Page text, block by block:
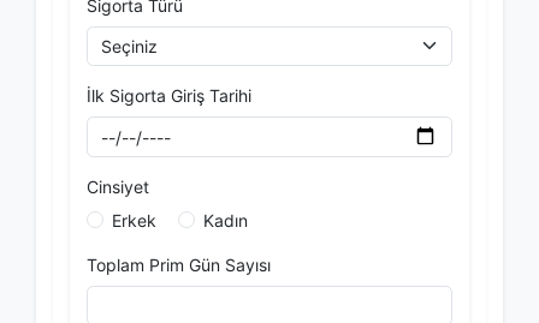
Sigorta Türü
İlk Sigorta Giriş Tarihi
Cinsiyet
Erkek
Kadın
Toplam Prim Gün Sayısı